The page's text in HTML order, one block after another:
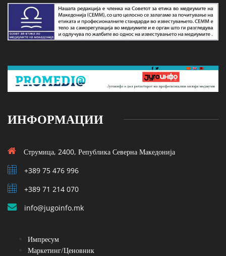
ИНФОРМАЦИИ
Струмица, 2400, Република Северна Македонија
+389 75 476 996
+389 71 214 070
info@jugoinfo.mk
Импресум
Маркетинг/Ценовник